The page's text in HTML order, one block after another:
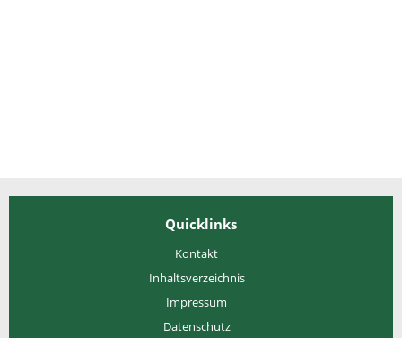
Quicklinks
Kontakt
Inhaltsverzeichnis
Impressum
Datenschutz